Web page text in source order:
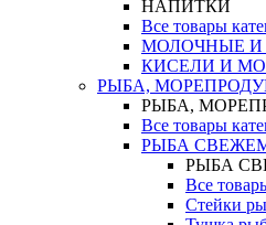
НАПИТКИ
Все товары
МОЛОЧНЫЕ
КИСЕЛИ И
РЫБА,
РЫБА,
Все товары
РЫБА
РЫБА
Все
Стейки